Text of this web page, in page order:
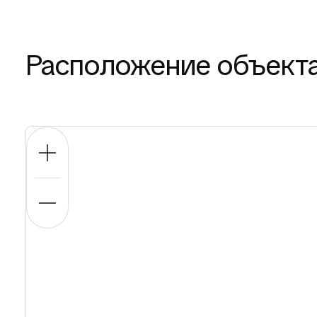
Расположение